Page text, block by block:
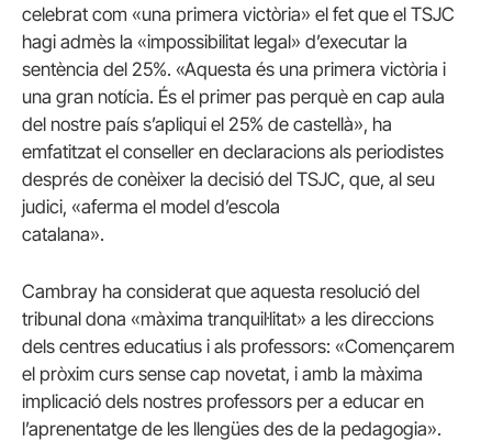
celebrat com «una primera victòria» el fet que el TSJC
hagi admès la «impossibilitat legal» d’executar la
sentència del 25%. «Aquesta és una primera victòria i
una gran notícia. És el primer pas perquè en cap aula
del nostre país s’apliqui el 25% de castellà», ha
emfatitzat el conseller en declaracions als periodistes
després de conèixer la decisió del TSJC, que, al seu
judici, «aferma el model d’escola
catalana».
Cambray ha considerat que aquesta resolució del
tribunal dona «màxima tranquil·litat» a les direccions
dels centres educatius i als professors: «Començarem
el pròxim curs sense cap novetat, i amb la màxima
implicació dels nostres professors per a educar en
l’aprenentatge de les llengües des de la pedagogia».